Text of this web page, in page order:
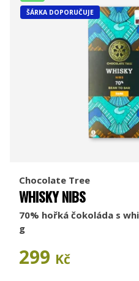
ŠÁRKA DOPORUČUJE
Chocolate Tree
WHISKY NIBS
70% hořká čokoláda s
g
299 Kč